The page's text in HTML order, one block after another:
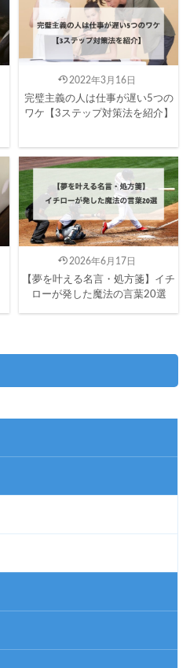
2022年3月16日
完璧主義の人は仕事が遅い5つの
ワケ【3ステップ対策法を紹介】
2026年6月17日
【夢を叶える名言・処方箋】イチ
ローが発した魔法の言葉20選